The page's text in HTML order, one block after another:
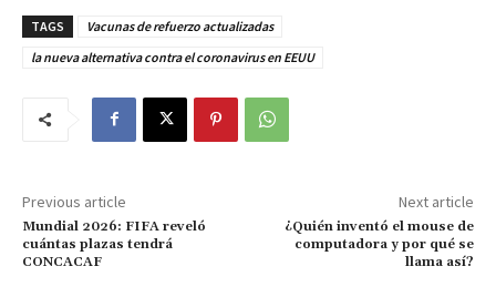
TAGS
Vacunas de refuerzo actualizadas
la nueva alternativa contra el coronavirus en EEUU
Previous article
Mundial 2026: FIFA reveló
cuántas plazas tendrá
CONCACAF
Next article
¿Quién inventó el mouse de
computadora y por qué se
llama así?